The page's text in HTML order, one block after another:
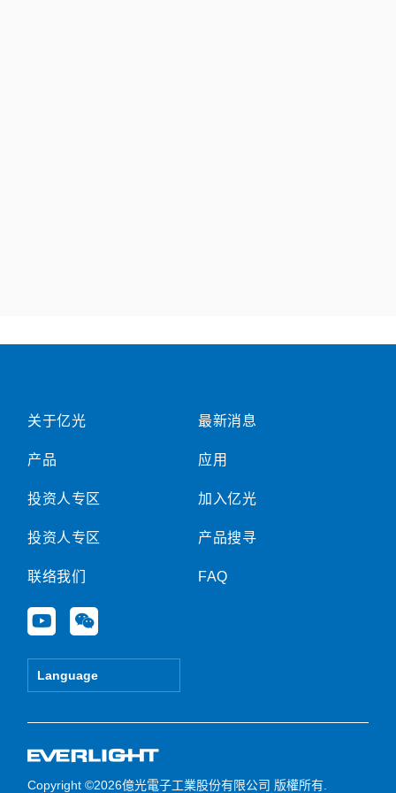
关于亿光
产品
投资人专区
投资人专区
联络我们
Y
o
u
e
W
e
i
Language
最新消息
应用
加入亿光
产品搜寻
FAQ
Copyright ©2026億光電子工業股份有限公司 版權所有.